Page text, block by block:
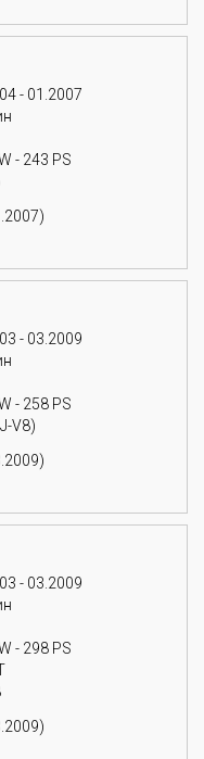
- 01.2007
- 243 PS
- 03.2009
- 258 PS
V8)
- 03.2009
- 298 PS